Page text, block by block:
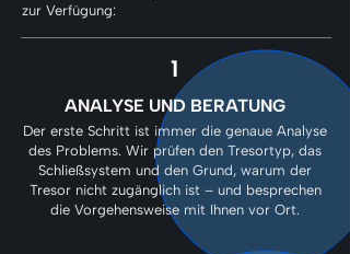
zur Verfügung:
1
ANALYSE UND BERATUNG
Der erste Schritt ist immer die genaue Analyse
des Problems. Wir prüfen den Tresortyp, das
Schließsystem und den Grund, warum der
Tresor nicht zugänglich ist – und besprechen
die Vorgehensweise mit Ihnen vor Ort.